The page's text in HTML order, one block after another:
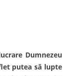
Dumnezeu
putea să lupte